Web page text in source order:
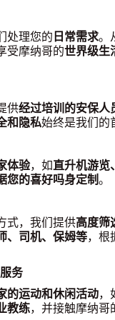
处理您的 日常需求。
受摩纳哥的世界级生
供经过培训的安保人
和隐私始终是我们的
体验，如直升机游览
您的喜好吗身定制。
式，我们提供高度筛
、司机、保姆等，根
务
的运动和休闲活动，
教练，并接触摩纳哥